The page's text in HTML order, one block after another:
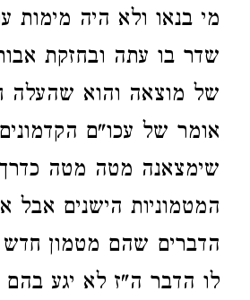
מי בנאו ולא היה מימות
שדר בו עתה ובחזקת
של מוצאה והוא שהעלה
אומר של עכו"ם
שימצאנה מטה מטה
המטמוניות הישנים אבל
הדברים שהם מטמון חדש
לו הדבר ה"ז לא יגע בהם